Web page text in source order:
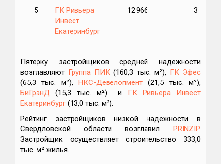
5
ГК Ривьера
Инвест
Екатеринбург
12 966 3
Пятерку застройщиков средней надежности
возглавляют Группа ПИК (160,3 тыс. м²), ГК Эфес
(65,3 тыс. м²),
НКС-Девелопмент (21,5 тыс. м²),
БиГранД (15,3 тыс. м²) и
ГК Ривьера Инвест
Екатеринбург (13,0 тыс. м²).
Рейтинг застройщиков низкой надежности в
Свердловской области возглавил
PRINZIP.
Застройщик осуществляет строительство 333,0
тыс. м² жилья.